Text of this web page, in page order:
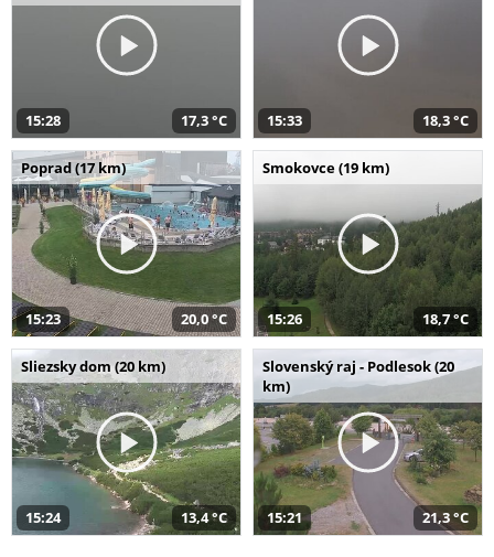
15:28 17,3 °C 15:33 18,3 °C
Poprad (17 km)
15:23 20,0 °C
Smokovce (19 km)
15:26 18,7 °C
Sliezsky dom (20 km)
15:24 13,4 °C
Slovenský raj - Podlesok (20
km)
15:21 21,3 °C